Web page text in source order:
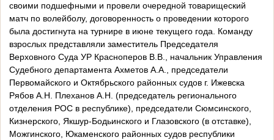
своими подшефными и провели очередной товарищеский
матч по волейболу, договоренность о проведении которого
была достигнута на турнире в июне текущего года. Команду
взрослых представляли заместитель Председателя
Верховного Суда УР Красноперов В.В., начальник Управления
Судебного департамента Ахметов А.А., председатели
Первомайского и Октябрьского районных судов г. Ижевска
Рябов А.Н. Плеханов А.Н. (председатель регионального
отделения РОС в республике), председатели Сюмсинского,
Кизнерского, Якшур-Бодьинского и Глазовского (в отставке),
Можгинского, Юкаменского районных судов республики